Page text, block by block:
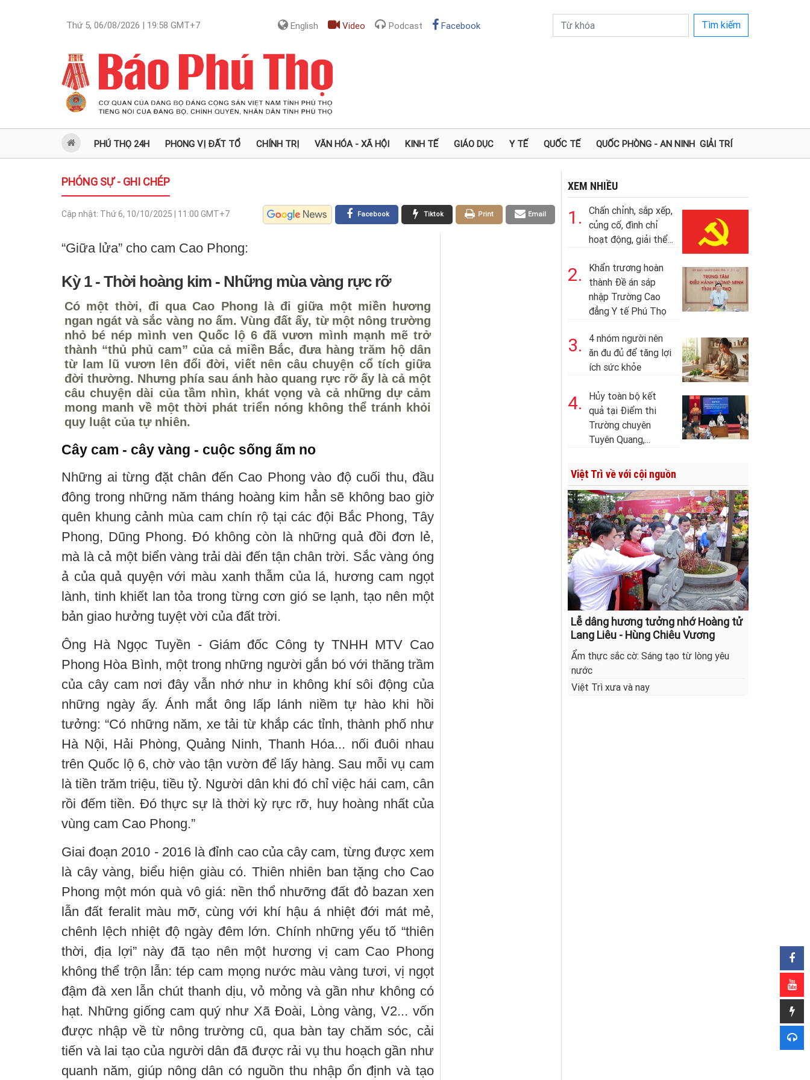
Thứ 5, 06/08/2026 | 19:58 GMT+7 English Video Podcast Facebook Tìm kiếm
PHÚ THỌ 24H PHONG VỊ ĐẤT TỔ CHÍNH TRỊ VĂN HÓA - XÃ HỘI KINH TẾ GIÁO DỤC Y TẾ QUỐC TẾ QUỐC PHÒNG - AN NINH GIẢI TRÍ
PHÓNG SỰ - GHI CHÉP
Cập nhật: Thứ 6, 10/10/2025 | 11:00 GMT+7 Email
Print
Tiktok
Facebook
“Giữa lửa” cho cam Cao Phong:
Kỳ 1 - Thời hoàng kim - Những mùa vàng rực rỡ
Có một thời, đi qua Cao Phong là đi giữa một miền hương
ngan ngát và sắc vàng no ấm. Vùng đất ấy, từ một nông trường
nhỏ bé nép mình ven Quốc lộ 6 đã vươn mình mạnh mẽ trở
thành “thủ phủ cam” của cả miền Bắc, đưa hàng trăm hộ dân
từ lam lũ vươn lên đổi đời, viết nên câu chuyện cổ tích giữa
đời thường. Nhưng phía sau ánh hào quang rực rỡ ấy là cả một
câu chuyện dài của tầm nhìn, khát vọng và cả những dự cảm
mong manh về một thời phát triển nóng không thể tránh khỏi
quy luật của tự nhiên.
Cây cam - cây vàng - cuộc sống ấm no
Những ai từng đặt chân đến Cao Phong vào độ cuối thu, đầu
đông trong những năm tháng hoàng kim hẳn sẽ không bao giờ
quên khung cảnh mùa cam chín rộ tại các đội Bắc Phong, Tây
Phong, Dũng Phong. Đó không còn là những quả đồi đơn lẻ,
mà là cả một biển vàng trải dài đến tận chân trời. Sắc vàng óng
ả của quả quyện với màu xanh thẫm của lá, hương cam ngọt
lành, tinh khiết lan tỏa trong từng cơn gió se lạnh, tạo nên một
bản giao hưởng tuyệt vời của đất trời.
Ông Hà Ngọc Tuyền - Giám đốc Công ty TNHH MTV Cao
Phong Hòa Bình, một trong những người gắn bó với thăng trầm
của cây cam nơi đây vẫn nhớ như in không khí sôi động của
những ngày ấy. Ánh mắt ông lấp lánh niềm tự hào khi hồi
tưởng: “Có những năm, xe tải từ khắp các tỉnh, thành phố như
Hà Nội, Hải Phòng, Quảng Ninh, Thanh Hóa... nối đuôi nhau
trên Quốc lộ 6, chờ vào tận vườn để lấy hàng. Sau mỗi vụ cam
là tiền trăm triệu, tiều tỷ. Người dân khi đó chỉ việc hái cam, cân
rồi đếm tiền. Đó thực sự là thời kỳ rực rỡ, huy hoàng nhất của
vùng cam Cao Phong.”
Giai đoạn 2010 - 2016 là đỉnh cao của cây cam, từng được xem
là cây vàng, biểu hiện giàu có. Thiên nhiên ban tặng cho Cao
Phong một món quà vô giá: nền thổ nhưỡng đất đỏ bazan xen
lẫn đất feralit màu mỡ, cùng với khí hậu á nhiệt đới mát mẻ,
chênh lệch nhiệt độ ngày đêm lớn. Chính những yếu tố “thiên
thời, địa lợi” này đã tạo nên một hương vị cam Cao Phong
không thể trộn lẫn: tép cam mọng nước màu vàng tươi, vị ngọt
đậm đà xen lẫn chút thanh dịu, vỏ mỏng và gần như không có
hạt. Những giống cam quý như Xã Đoài, Lòng vàng, V2... vốn
được nhập về từ nông trường cũ, qua bàn tay chăm sóc, cải
tiến và lai tạo của người dân đã được rải vụ thu hoạch gần như
quanh năm, giúp nông dân có nguồn thu nhập ổn định và tạo
XEM NHIỀU
1.
Chấn chỉnh, sắp xếp,
củng cố, đình chỉ
hoạt động, giải thể...
2.
Khẩn trương hoàn
thành Đề án sáp
nhập Trường Cao
đẳng Y tế Phú Thọ
3.
4 nhóm người nên
ăn đu đủ để tăng lợi
ích sức khỏe
4.
Hủy toàn bộ kết
quả tại Điểm thi
Trường chuyên
Tuyên Quang,...
Việt Trì về với cội nguồn
Lễ dâng hương tưởng nhớ Hoàng tử
Lang Liêu - Hùng Chiêu Vương
Ẩm thực sắc cờ: Sáng tạo từ lòng yêu
nước
Việt Trì xưa và nay